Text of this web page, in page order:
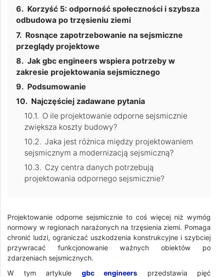
Korzyść 5: odporność społeczności i szybsza
odbudowa po trzęsieniu ziemi
Rosnące zapotrzebowanie na sejsmiczne
przeglądy projektowe
Jak gbc engineers wspiera potrzeby w
zakresie projektowania sejsmicznego
Podsumowanie
Najczęściej zadawane pytania
O ile projektowanie odporne sejsmicznie
zwiększa koszty budowy?
Jaka jest różnica między projektowaniem
sejsmicznym a modernizacją sejsmiczną?
Czy centra danych potrzebują
projektowania odpornego sejsmicznie?
Projektowanie odporne sejsmicznie to coś więcej niż wymóg
normowy w regionach narażonych na trzęsienia ziemi. Pomaga
chronić ludzi, ograniczać uszkodzenia konstrukcyjne i szybciej
przywracać funkcjonowanie ważnych obiektów po
zdarzeniach sejsmicznych.
W tym artykule gbc engineers przedstawia pięć